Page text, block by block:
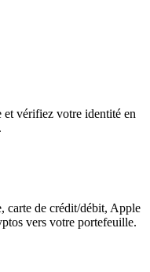
vérifiez votre identité en
carte de crédit/débit, Apple
vers votre portefeuille.